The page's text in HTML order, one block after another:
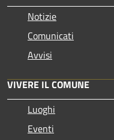
Notizie
Comunicati
Avvisi
VIVERE IL COMUNE
Luoghi
Eventi